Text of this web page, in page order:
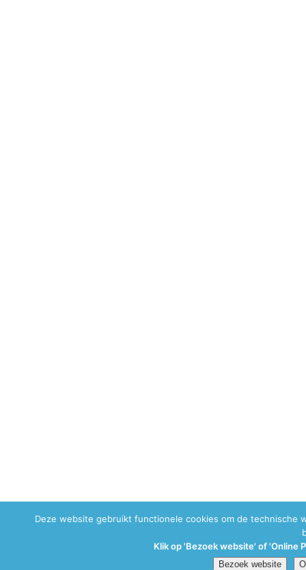
Deze website gebruikt functionele cookies om de technische
Klik op 'Bezoek website' of 'Online
Bezoek website